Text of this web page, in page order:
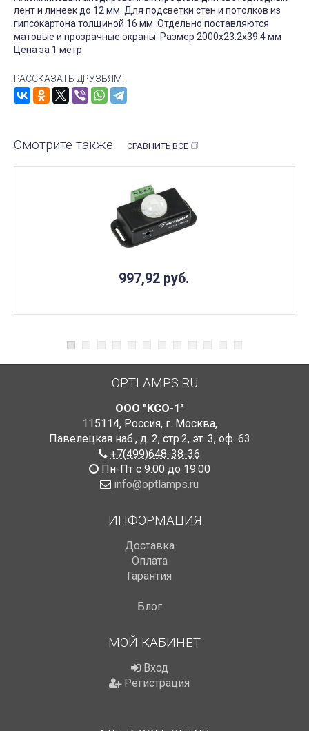
лент и линеек до 12 мм. Для подсветки стен и потолков из
гипсокартона толщиной 16 мм. Отдельно поставляются
матовые и прозрачные экраны. Размер 2000х23.2х39.4 мм
Цена за 1 метр
РАССКАЗАТЬ ДРУЗЬЯМ!
Смотрите также СРАВНИТЬ ВСЕ
997,92 руб.
OPTLAMPS.RU
ООО "КСО-1"
115114, Россия, г. Москва,
Павелецкая наб., д. 2, стр.2, эт. 3, оф. 63
+7(499)648-38-36
Пн-Пт с 9:00 до 19:00
info@optlamps.ru
ИНФОРМАЦИЯ
Доставка
Оплата
Гарантия
Блог
МОЙ КАБИНЕТ
Вход
Регистрация